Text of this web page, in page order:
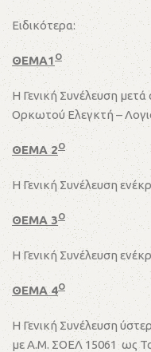
Ειδικότερα:
ΘΕΜΑ1 Ο
Η Γενική Συνέλευση
Ορκωτού Ελεγκτή –
ΘΕΜΑ 2Ο
Η Γενική Συνέλευση
ΘΕΜΑ 3Ο
Η Γενική Συνέλευση
ΘΕΜΑ 4Ο
Η Γενική Συνέλευση
με Α.Μ. ΣΟΕΛ 15061 ως